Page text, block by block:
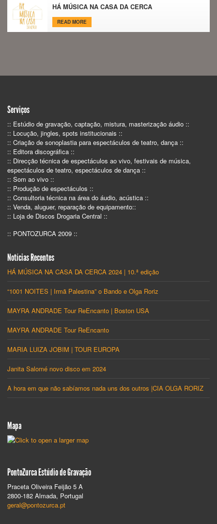
HÁ MÚSICA NA CASA DA CERCA
READ MORE
Serviços
:: Estúdio de gravação, captação, mistura, masterização áudio ::
:: Locução, jingles, spots institucionais ::
:: Criação de sonoplastia para espectáculos de teatro, dança ::
:: Editora discográfica ::
:: Direcção técnica de espectáculos ao vivo, festivais de música,
espectáculos de teatro, espectáculos de dança ::
:: Som ao vivo ::
:: Produção de espectáculos ::
:: Consultoria técnica na área do áudio, acústica ::
:: Venda, aluguer, reparação de equipamento::
:: Loja de Discos Drogaria Central ::
:: PONTOZURCA 2009 ::
Notícias Recentes
HÁ MÚSICA NA CASA DA CERCA 2024 | 10.ª edição
“1001 NOITES | Irmã Palestina” o Bando e Olga Roriz
MAYRA ANDRADE Tour ReEncanto | Boston USA
MAYRA ANDRADE Tour ReEncanto
MARIA LUIZA JOBIM | TOUR EUROPA
Janita Salomé novo disco em 2024
A hora em que não sabíamos nada uns dos outros |CIA OLGA RORIZ
Mapa
PontoZurca Estúdio de Gravação
Praceta Oliveira Feijão 5 A
2800-182 Almada, Portugal
geral@pontozurca.pt